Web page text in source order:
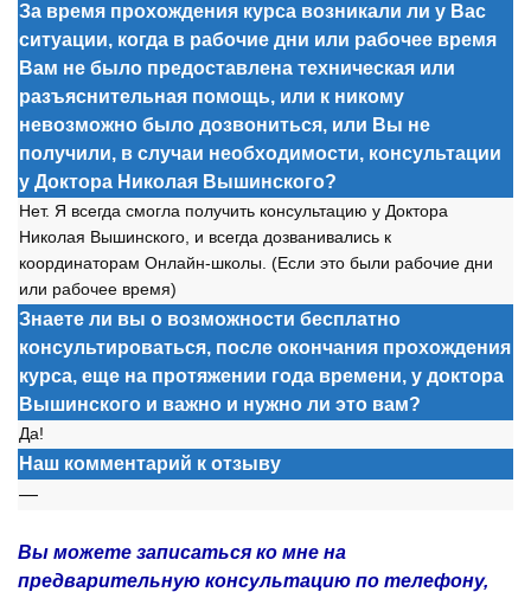
За время прохождения курса возникали ли у Вас
ситуации, когда в рабочие дни или рабочее время
Вам не было предоставлена техническая или
разъяснительная помощь, или к никому
невозможно было дозвониться, или Вы не
получили, в случаи необходимости, консультации
у Доктора Николая Вышинского?
Нет. Я всегда смогла получить консультацию у Доктора
Николая Вышинского , и всегда дозванивались к
координаторам Онлайн-школы. (Если это были рабочие дни
или рабочее время)
Знаете ли вы о возможности бесплатно
консультироваться, после окончания прохождения
курса, еще на протяжении года времени, у доктора
Вышинского и важно и нужно ли это вам?
Да!
Наш комментарий к отзыву
—
Вы можете записаться ко мне на
предварительную консультацию по телефону,